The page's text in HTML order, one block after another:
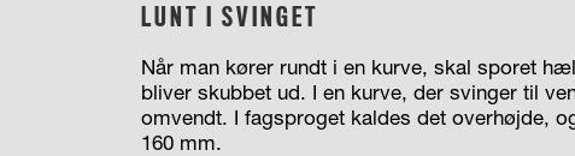
LUNT I SVINGET
Når man kører rundt i en kurve, skal sporet
bliver skubbet ud. I en kurve, der svinger til
omvendt. I fagsproget kaldes det overhøjde,
160 mm.